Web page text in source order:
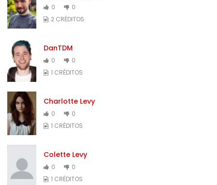
0
0
2 CRÉDITOS
DanTDM
0
0
1 CRÉDITOS
Charlotte Levy
0
0
1 CRÉDITOS
Colette Levy
0
0
1 CRÉDITOS